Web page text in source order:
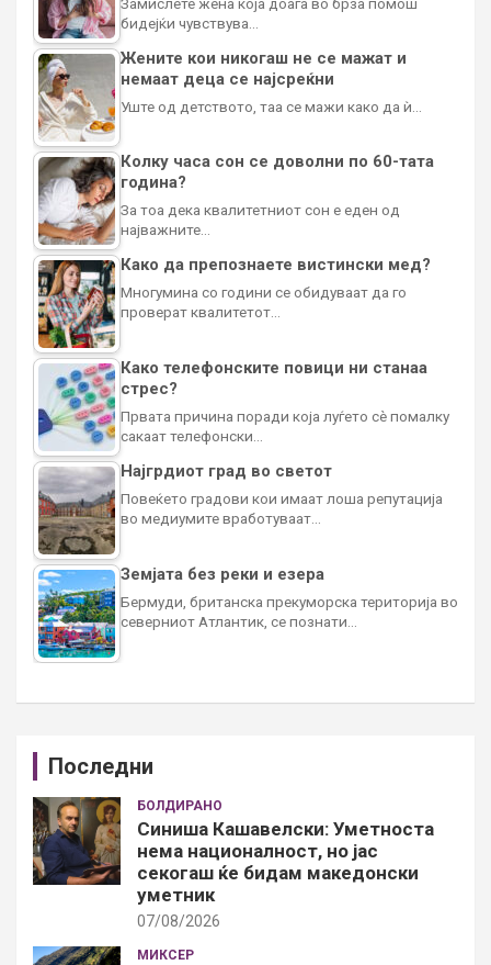
бидејќи чувствува…
Жените кои никогаш не се мажат и
немаат деца се најсреќни
Уште од детството, таа се мажи како да ѝ…
Колку часа сон се доволни по 60-тата
година?
За тоа дека квалитетниот сон е еден од
најважните…
Како да препознаете вистински мед?
Многумина со години се обидуваат да го
проверат квалитетот…
Како телефонските повици ни станаа
стрес?
Првата причина поради која луѓето сè помалку
сакаат телефонски…
Најгрдиот град во светот
Повеќето градови кои имаат лоша репутација
во медиумите вработуваат…
Земјата без реки и езера
Бермуди, британска прекуморска територија во
северниот Атлантик, се познати…
Последни
БОЛДИРАНО
Синиша Кашавелски: Уметноста
нема националност, но јас
секогаш ќе бидам македонски
уметник
07/08/2026
МИКСЕР